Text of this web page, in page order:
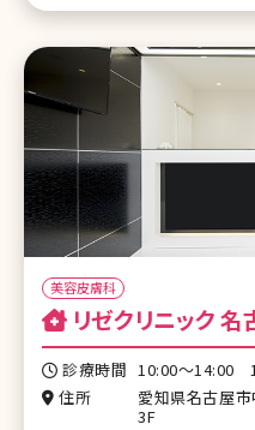
美容皮膚科
リゼクリニック
診療時間 10:00～14:00
住所
愛知県名古屋
3F